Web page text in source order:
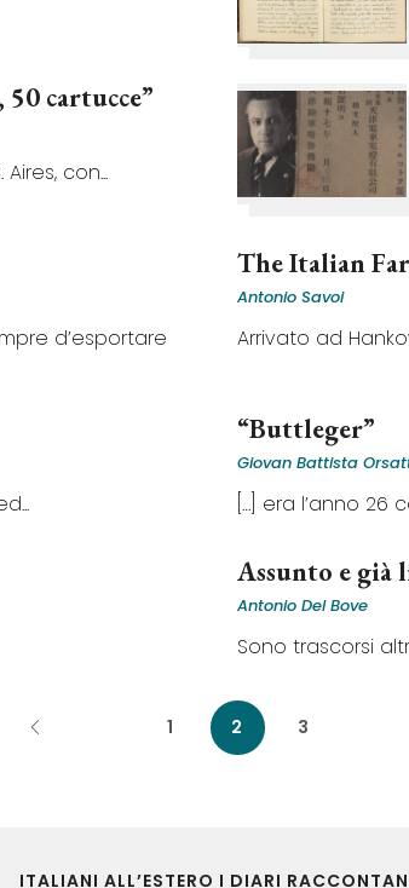
cartucce”
con...
d’esportare
The Italian
Antonio Savoi
Arrivato ad
“Buttleger”
Giovan Battista
[…] era l’anno 26
Assunto e già
Antonio Del Bove
Sono trascorsi
1 2 3
ITALIANI ALL’ESTERO I DIARI